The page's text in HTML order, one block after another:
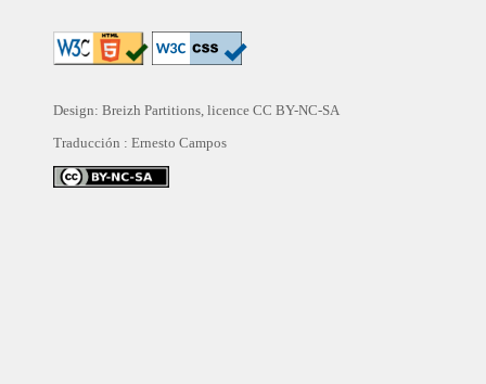
Design: Breizh Partitions, licence CC BY-NC-SA
Traducción : Ernesto Campos